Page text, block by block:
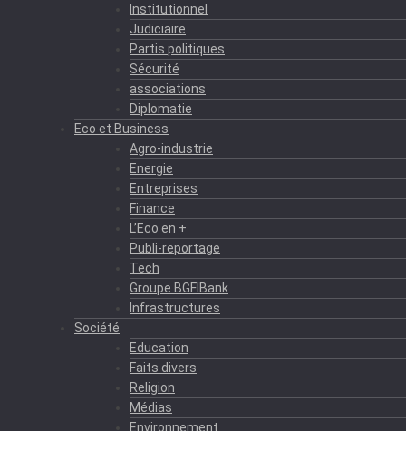
Institutionnel
Judiciaire
Partis politiques
Sécurité
associations
Diplomatie
Eco et Business
Agro-industrie
Energie
Entreprises
Finance
L’Eco en +
Publi-reportage
Tech
Groupe BGFIBank
Infrastructures
Société
Education
Faits divers
Religion
Médias
Environnement